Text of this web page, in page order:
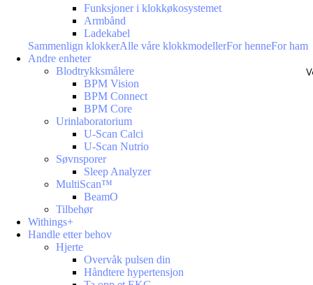
Funksjoner i klokkøkosystemet
Armbånd
Ladekabel
Sammenlign klokkerAlle våre klokkmodellerFor henneFor ham
Andre enheter
Blodtrykksmålere
BPM Vision
BPM Connect
BPM Core
Urinlaboratorium
U-Scan Calci
U-Scan Nutrio
Søvnsporer
Sleep Analyzer
MultiScan™
BeamO
Tilbehør
Withings+
Handle etter behov
Hjerte
Overvåk pulsen din
Håndtere hypertensjon